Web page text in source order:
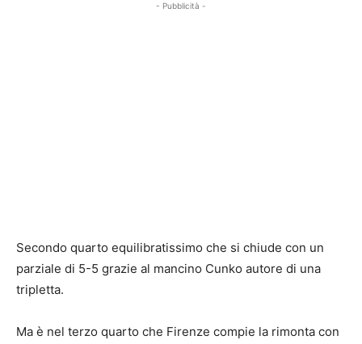
- Pubblicità -
Secondo quarto equilibratissimo che si chiude con un
parziale di 5-5 grazie al mancino Cunko autore di una
tripletta.
Ma è nel terzo quarto che Firenze compie la rimonta con